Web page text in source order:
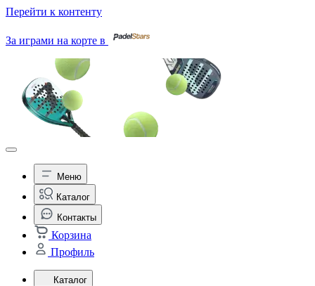
Перейти к контенту
За играми на корте в
Меню
Каталог
Контакты
Корзина
Профиль
Каталог